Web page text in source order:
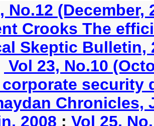
No.12
Crooks The
Skeptic Bulletin,
Vol 23, No.10
security
Chronicles,
2008 : Vol 25,